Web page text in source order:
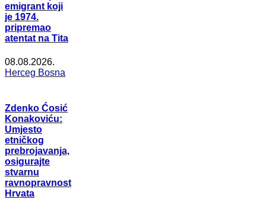
emigrant koji
je 1974.
pripremao
atentat na Tita
08.08.2026.
Herceg Bosna
Zdenko Ćosić
Konakoviću:
Umjesto
etničkog
prebrojavanja,
osigurajte
stvarnu
ravnopravnost
Hrvata